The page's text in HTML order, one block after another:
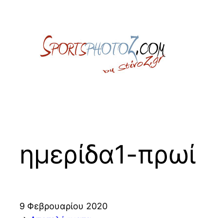
ημερίδα1-πρωί
9 Φεβρουαρίου 2020